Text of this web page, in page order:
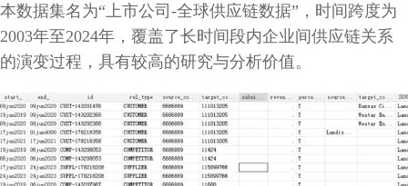
本数据集名为“上市公司-全球供应链数据”，时间跨度为
2003年至2024年，覆盖了长时间段内企业间供应链关系
的演变过程，具有较高的研究与分析价值。